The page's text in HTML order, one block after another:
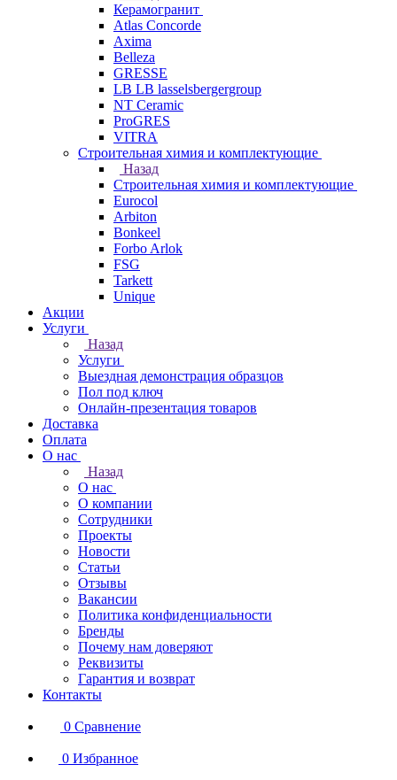
Керамогранит
Atlas Concorde
Axima
Belleza
GRESSE
LB LB lasselsbergergroup
NT Ceramic
ProGRES
VITRA
Строительная химия и комплектующие
Назад
Строительная химия и комплектующие
Eurocol
Arbiton
Bonkeel
Forbo Arlok
FSG
Tarkett
Unique
Акции
Услуги
Назад
Услуги
Выездная демонстрация образцов
Пол под ключ
Онлайн-презентация товаров
Доставка
Оплата
О нас
Назад
О нас
О компании
Сотрудники
Проекты
Новости
Статьи
Отзывы
Вакансии
Политика конфиденциальности
Бренды
Почему нам доверяют
Реквизиты
Гарантия и возврат
Контакты
0 Сравнение
0 Избранное